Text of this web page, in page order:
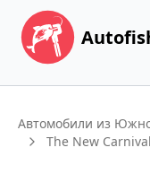
Автомобили из
The New